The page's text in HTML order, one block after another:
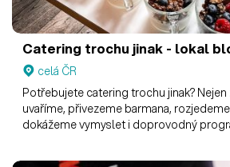
Catering trochu jinak - lokal
celá ČR
Potřebujete catering trochu jinak?
uvaříme, přivezeme barmana,
dokážeme vymyslet i doprovodný